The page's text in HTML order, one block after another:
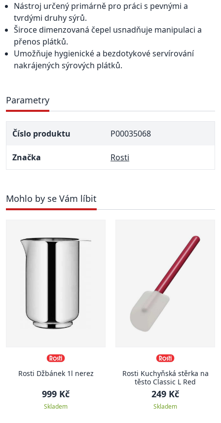
Nástroj určený primárně pro práci s pevnými a
tvrdými druhy sýrů.
Široce dimenzovaná čepel usnadňuje manipulaci a
přenos plátků.
Umožňuje hygienické a bezdotykové servírování
nakrájených sýrových plátků.
Parametry
Číslo produktu P00035068
Značka Rosti
Mohlo by se Vám líbit
Rosti Džbánek 1l nerez
999 Kč
Skladem
Rosti Kuchyňská stěrka na
těsto Classic L Red
249 Kč
Skladem